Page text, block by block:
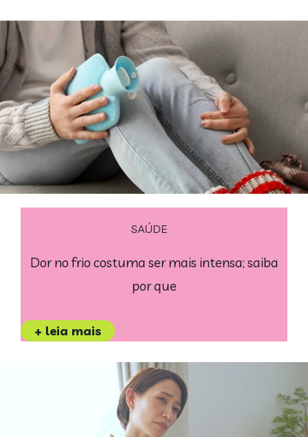
SAÚDE
Dor no frio costuma ser mais intensa; saiba
por que
+ leia mais